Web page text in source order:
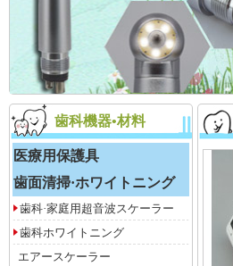
歯科機器•材料
医療用保護具
歯面清掃·ホワイトニング
歯科·家庭用超音波スケーラー
歯科ホワイトニング
エアースケーラー